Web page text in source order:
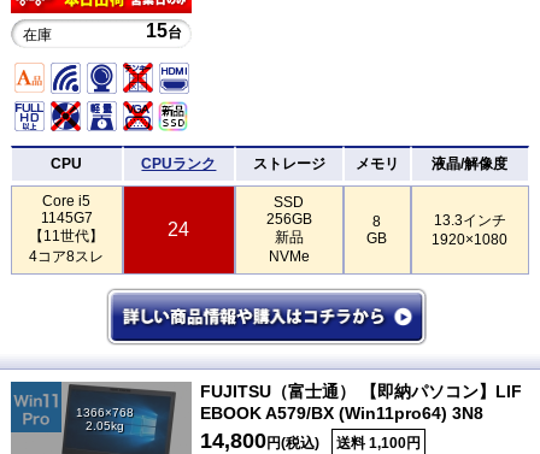
在庫 15台
CPU CPUランク ストレージ メモリ 液晶/解像度
Core i5
1145G7
【11世代】
4コア8スレ
24
SSD
256GB
新品
NVMe
8
GB
13.3インチ
1920×1080
1366×768
2.05kg
FUJITSU（富士通） 【即納パソコン】LIF
EBOOK A579/BX (Win11pro64) 3N8
14,800円(税込) 送料 1,100円